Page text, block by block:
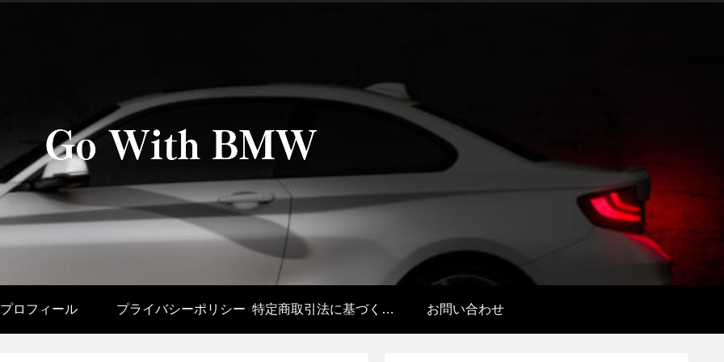
プロフィール プライバシーポリシー 特定商取引法に基づく表記 お問い合わせ